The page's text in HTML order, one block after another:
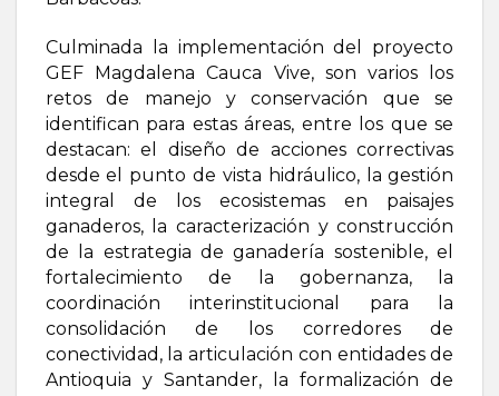
Culminada la implementación del proyecto
GEF Magdalena Cauca Vive, son varios los
retos de manejo y conservación que se
identifican para estas áreas, entre los que se
destacan: el diseño de acciones correctivas
desde el punto de vista hidráulico, la gestión
integral de los ecosistemas en paisajes
ganaderos, la caracterización y construcción
de la estrategia de ganadería sostenible, el
fortalecimiento de la gobernanza, la
coordinación interinstitucional para la
consolidación de los corredores de
conectividad, la articulación con entidades de
Antioquia y Santander, la formalización de